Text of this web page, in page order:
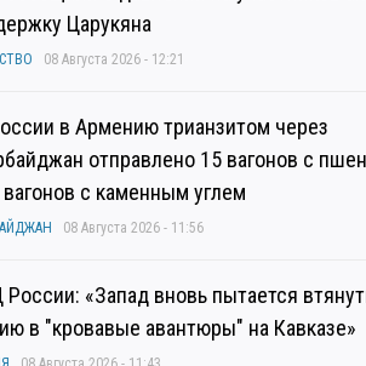
Царукяна
08 Августа 2026 - 12:21
в Армению трианзитом через
отправлено 15 вагонов с
вагонов с каменным углем
08 Августа 2026 - 11:56
«Запад вновь пытается
в "кровавые авантюры" на Кавказе»